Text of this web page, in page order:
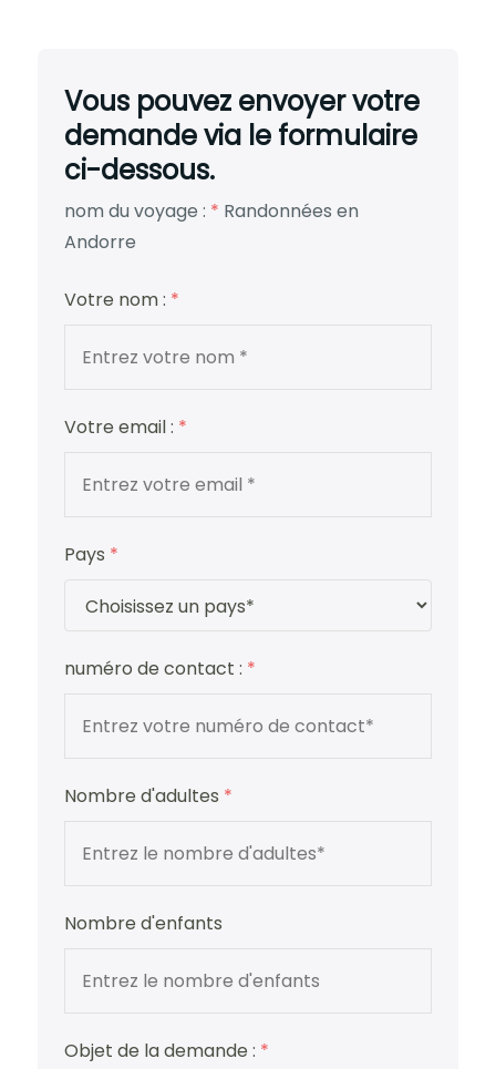
Vous pouvez envoyer votre
demande via le formulaire
ci-dessous.
nom du voyage : * Randonnées en
Andorre
Votre nom : *
Votre email : *
Pays *
numéro de contact : *
Nombre d'adultes *
Nombre d'enfants
Objet de la demande : *